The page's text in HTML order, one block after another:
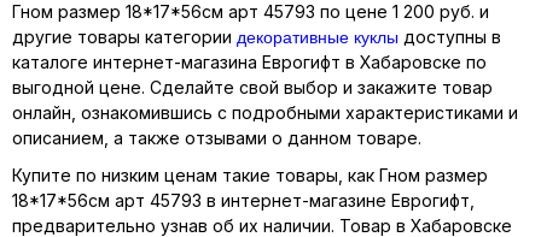
Гном размер 18*17*56см арт 45793 по цене 1 200 руб. и
другие товары категории декоративные куклы доступны в
каталоге интернет-магазина Еврогифт в Хабаровске по
выгодной цене. Сделайте свой выбор и закажите товар
онлайн, ознакомившись с подробными характеристиками и
описанием, а также отзывами о данном товаре.
Купите по низким ценам такие товары, как Гном размер
18*17*56см арт 45793 в интернет-магазине Еврогифт,
предварительно узнав об их наличии. Товар в Хабаровске